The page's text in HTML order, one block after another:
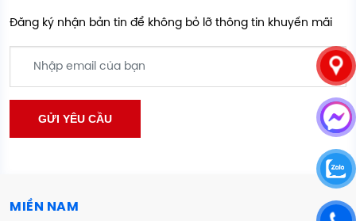
Đăng ký nhận bản tin để không bỏ lỡ thông tin khuyến mãi
MIỀN NAM